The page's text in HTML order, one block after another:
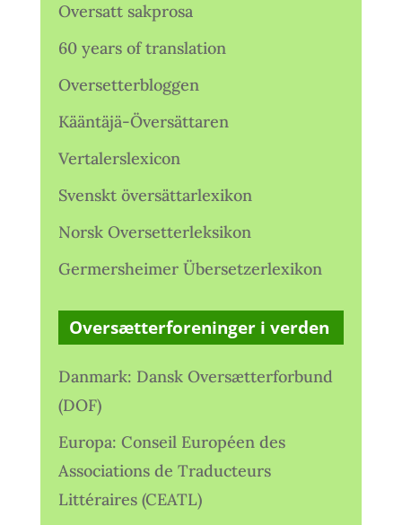
Oversatt sakprosa
60 years of translation
Oversetterbloggen
Kääntäjä-Översättaren
Vertalerslexicon
Svenskt översättarlexikon
Norsk Oversetterleksikon
Germersheimer Übersetzerlexikon
Oversætterforeninger i verden
Danmark: Dansk Oversætterforbund
(DOF)
Europa: Conseil Européen des
Associations de Traducteurs
Littéraires (CEATL)